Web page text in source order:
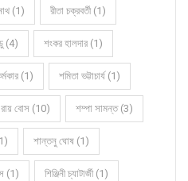
(1) রীতা চক্রবর্তী (1)
(4) শংকর হালদার (1)
(1) শমিতা ভট্টাচার্য (1)
রায় বোস (10) শম্পা সামন্ত (3)
শান্তনু ঘোষ (1)
(1) শিঞ্জিনী চ্যাটার্জী (1)